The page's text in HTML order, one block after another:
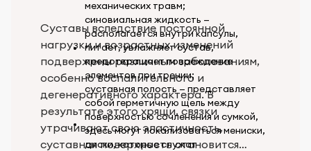
механических травм;
синовиальная жидкость —
располагается внутри капсулы,
питает, увлажняет сустав,
предотвращает повреждение
элементов при трении;
суставная полость — представляет
собой герметичную щель между
поверхностью сочленения и сумкой,
здесь могут локализоваться мениски,
диски, которые служат
Суставы вследствие постоянной
нагрузки и возрастных изменений
подвержены различным заболеваниям,
особенно воспалительного и
дегенеративного характера. В
результате этого хрящи, связки
утрачивают свою эластичность,
суставная поверхность становится